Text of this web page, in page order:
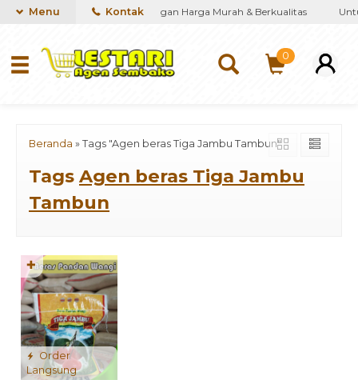
kebutuhan Sembako dengan Harga Murah & Berkualitas
Menu Kontak
0
Beranda » Tags "Agen beras Tiga Jambu Tambun"
Tags Agen beras Tiga Jambu
Tambun
Order
Langsung
✚